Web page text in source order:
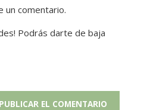
un comentario.
Podrás darte de baja